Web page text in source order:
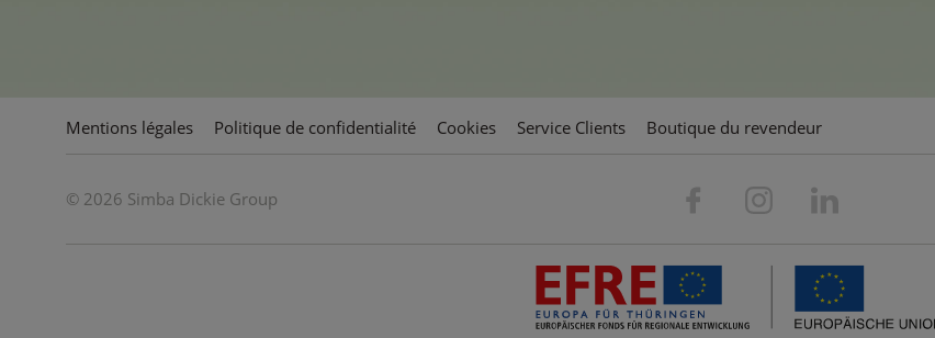
Mentions légales Politique de confidentialité Cookies Service Clients Boutique du revendeur
© 2026 Simba Dickie Group